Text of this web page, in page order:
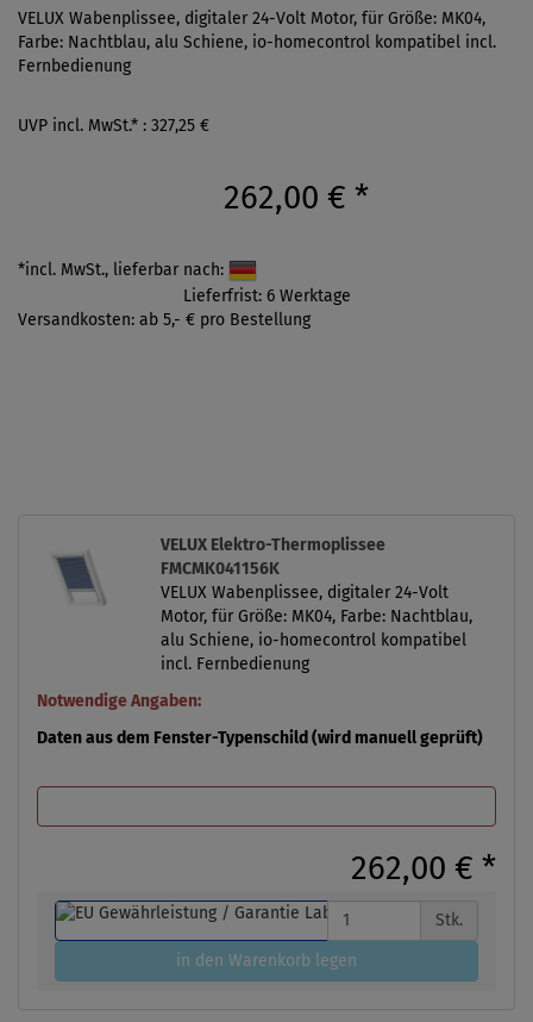
VELUX Wabenplissee, digitaler 24-Volt Motor, für Größe: MK04,
Farbe: Nachtblau, alu Schiene, io-homecontrol kompatibel incl.
Fernbedienung
UVP incl. MwSt.* : 327,25 €
262,00 € *
*incl. MwSt., lieferbar nach:
Lieferfrist: 6 Werktage
Versandkosten: ab 5,- € pro Bestellung
VELUX Elektro-Thermoplissee
FMCMK041156K
VELUX Wabenplissee, digitaler 24-Volt
Motor, für Größe: MK04, Farbe: Nachtblau,
alu Schiene, io-homecontrol kompatibel
incl. Fernbedienung
Notwendige Angaben:
Daten aus dem Fenster-Typenschild (wird manuell geprüft)
262,00 € *
Stk.
in den Warenkorb legen